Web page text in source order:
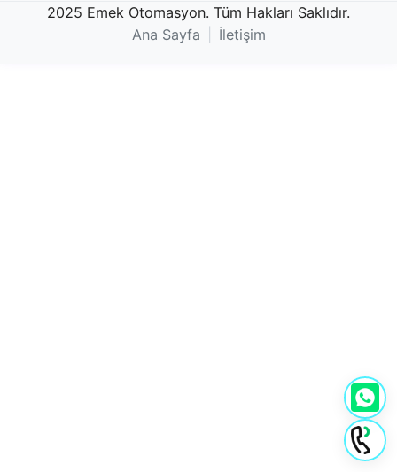
2025 Emek Otomasyon. Tüm Hakları Saklıdır.
Ana Sayfa
İletişim